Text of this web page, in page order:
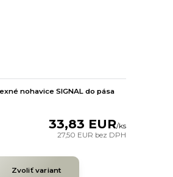
nohavice SIGNAL do pása
33,83 EUR/ks
27,50 EUR bez DPH
Zvoliť variant